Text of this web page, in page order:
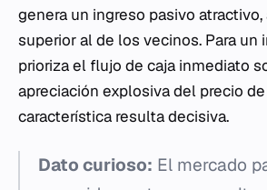
genera un ingreso pasivo atractivo,
superior al de los vecinos. Para un
prioriza el flujo de caja inmediato
apreciación explosiva del precio
característica resulta decisiva.
Dato curioso: El mercado